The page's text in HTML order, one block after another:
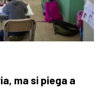
ma si piega a